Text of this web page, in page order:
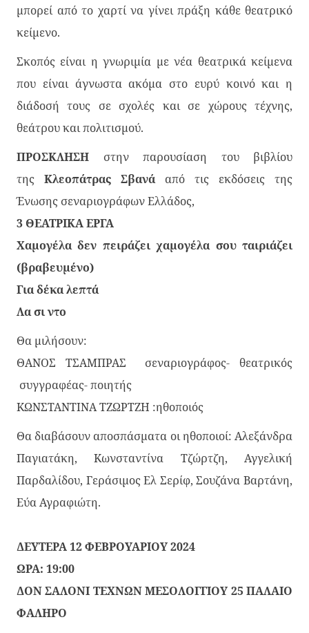
μπορεί από το χαρτί να γίνει πράξη κάθε θεατρικό
κείμενο.
Σκοπός είναι η γνωριμία με νέα θεατρικά κείμενα
που είναι άγνωστα ακόμα στο ευρύ κοινό και η
διάδοσή τους σε σχολές και σε χώρους τέχνης,
θεάτρου και πολιτισμού.
ΠΡΟΣΚΛΗΣΗ στην παρουσίαση του βιβλίου
της Κλεοπάτρας Σβανάαπό τις εκδόσεις της
Ένωσης σεναριογράφων Ελλάδος,
3 ΘΕΑΤΡΙΚΑ ΕΡΓΑ
Χαμογέλα δεν πειράζει χαμογέλα σου ταιριάζει
(βραβευμένο)
Για δέκα λεπτά
Λα σι ντο
Θα μιλήσουν:
ΘΑΝΟΣ ΤΣΑΜΠΡΑΣ σεναριογράφος- θεατρικός
συγγραφέας- ποιητής
ΚΩΝΣΤΑΝΤΙΝΑ ΤΖΩΡΤΖΗ :ηθοποιός
Θα διαβάσουν αποσπάσματα οι ηθοποιοί: Αλεξάνδρα
Παγιατάκη, Κωνσταντίνα Τζώρτζη, Αγγελική
Παρδαλίδου, Γεράσιμος Ελ Σερίφ, Σουζάνα Βαρτάνη,
Εύα Αγραφιώτη.
ΔΕΥΤΕΡΑ 12 ΦΕΒΡΟΥΑΡΙΟΥ 2024
ΩΡΑ: 19:00
ΔΟΝ ΣΑΛΟΝΙ ΤΕΧΝΩΝ ΜΕΣΟΛΟΓΓΙΟΥ 25 ΠΑΛΑΙΟ
ΦΑΛΗΡΟ